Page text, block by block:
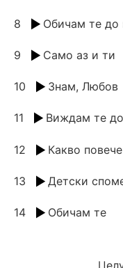
8 Обичам те до
9 Само аз и ти
10 Знам, Любов
11 Виждам те
12 Какво
13 Детски
14 Обичам те